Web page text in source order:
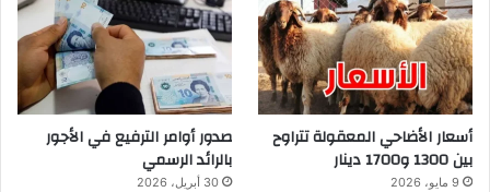
أسعار الأضاحي المعقولة تتراوح
بين 1300 و1700 دينار
9 مايو، 2026
صدور أوامر الترفيع في الأجور
بالرائد الرسمي
30 أبريل، 2026